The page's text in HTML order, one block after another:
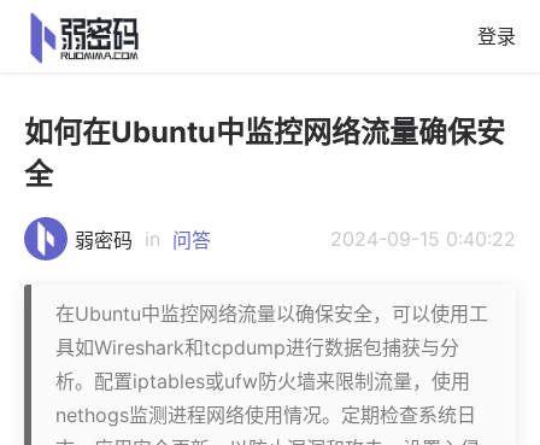
登录
如何在Ubuntu中监控网络流量确保安
全
弱密码 in 问答 2024-09-15 0:40:22
在Ubuntu中监控网络流量以确保安全，可以使用工
具如Wireshark和tcpdump进行数据包捕获与分
析。配置iptables或ufw防火墙来限制流量，使用
nethogs监测进程网络使用情况。定期检查系统日